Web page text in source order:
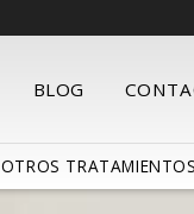
BLOG
OTROS TRATAMIENTOS